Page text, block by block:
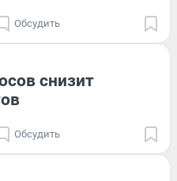
Обсудить
снизит
Обсудить